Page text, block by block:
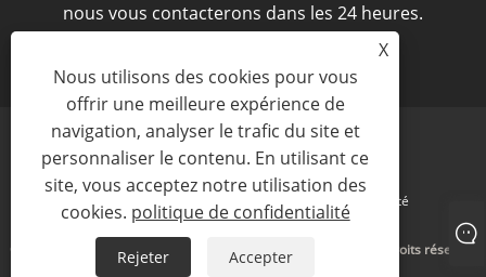
nous vous contacterons dans les 24 heures.
Links Sitemap XML politique de confidentialité
Copyright © 2021 KINGSIGN INDUSTRY (CHINA) LIMITED Tous droits réservés
X
Nous utilisons des cookies pour vous
offrir une meilleure expérience de
navigation, analyser le trafic du site et
personnaliser le contenu. En utilisant ce
site, vous acceptez notre utilisation des
cookies. politique de confidentialité
Rejeter Accepter